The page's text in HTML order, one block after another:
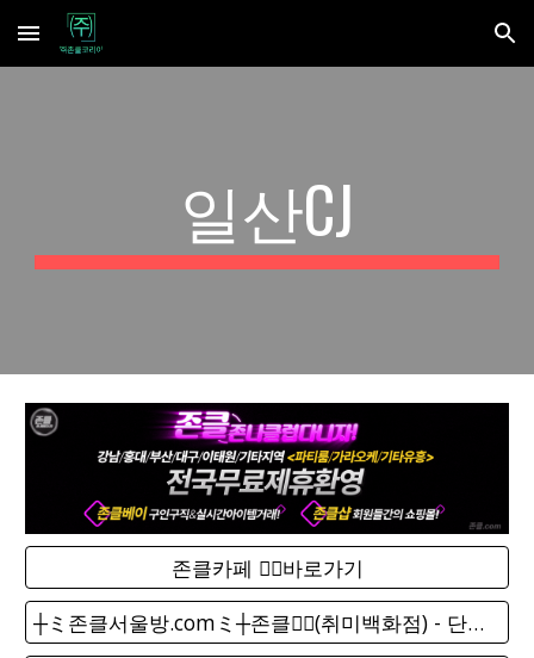
Skip to main content Skip to navigation
일산CJ
존클카페 ❤️‍🔥바로가기
┼ミ존클서울방.comミ┼존클❤️‍🔥(취미백화점) - 단톡방